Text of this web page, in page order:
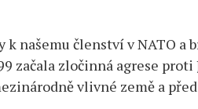
našemu členství v NATO a
začala zločinná agrese proti
vlivné země a